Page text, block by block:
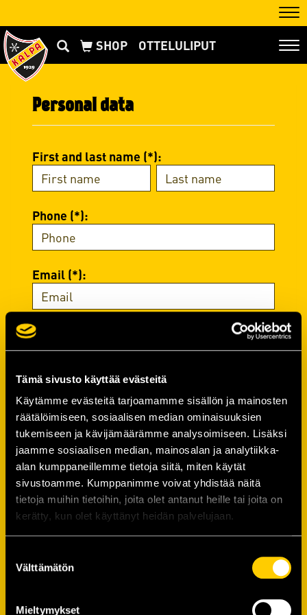
Tämä sivusto käyttää evästeitä
Käytämme evästeitä tarjoamamme sisällön ja mainosten
räätälöimiseen, sosiaalisen median ominaisuuksien
tukemiseen ja kävijämäärämme analysoimiseen. Lisäksi
jaamme sosiaalisen median, mainosalan ja analytiikka-
alan kumppaneillemme tietoja siitä, miten käytät
sivustoamme. Kumppanimme voivat yhdistää näitä
tietoja muihin tietoihin, joita olet antanut heille tai joita on
kerätty, kun olet käyttänyt heidän palvelujaan.
valinta
Välttämätön
Mieltymykset
OTTELULIPUT
Personal data
First and last name (*):
Phone (*):
Email (*):
Password
Password (*):
Confirm password (*):
Contact information